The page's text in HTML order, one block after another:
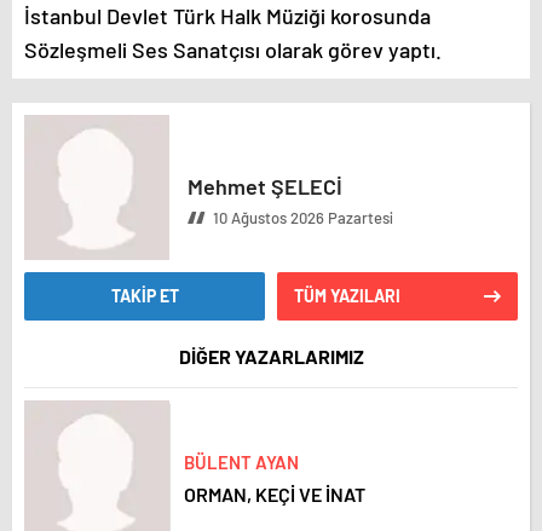
Mehmet ŞELECİ
10 Ağustos 2026 Pazartesi
TAKİP ET TÜM YAZILARI
DİĞER YAZARLARIMIZ
BÜLENT AYAN
ORMAN, KEÇİ VE İNAT
İstanbul Devlet Türk Halk Müziği korosunda
Sözleşmeli Ses Sanatçısı olarak görev yaptı.